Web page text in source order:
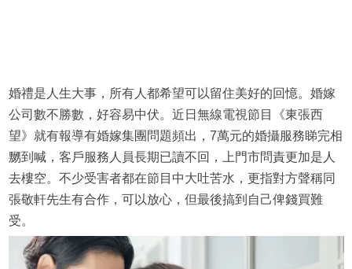
婚禮是人生大事，所有人都希望可以留住美好的回憶。婚嫁
公司數不勝數，好容易中伏。近日無線電視節目《東張西
望》就有報導有婚嫁集團問題頻出，7萬元的婚攝服務睇完相
嬲到喊，客戶服務人員長期已讀不回，上門市問責更加是人
去樓空。不少受害者都在節目中大吐苦水，更指對方聲稱同
張敬軒先生有合作，可以放心，但最後搞到自己俾錢買難
受。